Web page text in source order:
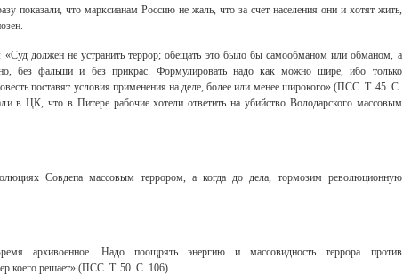
показали, что марксианам Россию не жаль, что за счет населения они и хотят жить,
«Суд должен не устранить террор; обещать это было бы самообманом или обманом, а
без фальши и без прикрас. Формулировать надо как можно шире, ибо только
поставят условия применения на деле, более или менее широкого» (ПСС. Т. 45. С.
в ЦК, что в Питере рабочие хотели ответить на убийство Володарского массовым
Совдепа массовым террором, а когда до дела, тормозим революционную
архивоенное. Надо поощрять энергию и массовидность террора против
коего решает» (ПСС. Т. 50. С. 106).